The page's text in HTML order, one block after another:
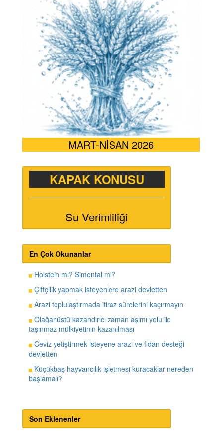
MART-NİSAN 2026
KAPAK KONUSU
Su Verimliliği
En Çok Okunanlar
Holstein mı? Simental mi?
Çiftçilik yapmak isteyenlere arazi devletten
Arazi toplulaştırmada itiraz sürelerini kaçırmayın
Olağanüstü kazandırıcı zaman aşımı yolu ile
taşınmaz mülkiyetinin kazanılması
Ceviz yetiştirmek isteyene arazi ve fidan desteği
devletten
Küçükbaş hayvancılık işletmesi kuracaklar nereden
başlamalı?
Son Eklenenler